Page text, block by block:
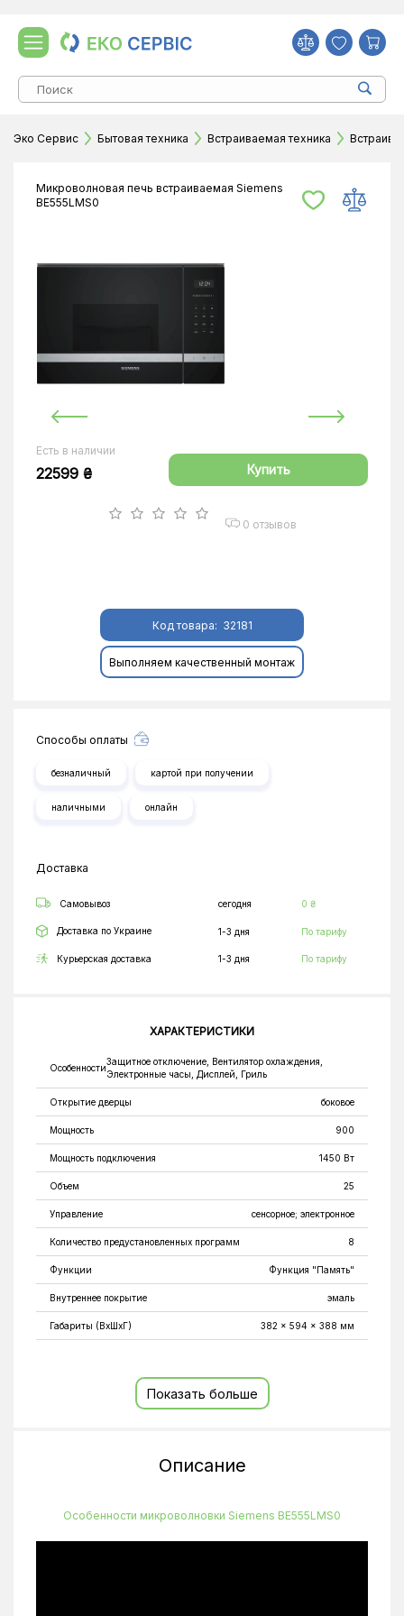
Эко Сервис Бытовая техника Встраиваемая техника
Микроволновая печь встраиваемая Siemens
BE555LMS0
Есть в наличии
22599 ₴ Купить
0 отзывов
Код товара: 32181
Выполняем качественный монтаж
Способы оплаты
безналичный картой при получении
наличными онлайн
Доставка
Самовывоз сегодня 0 ₴
Доставка по Украине 1-3 дня По тарифу
Курьерская доставка 1-3 дня По тарифу
ХАРАКТЕРИСТИКИ
Особенности
Защитное отключение, Вентилятор охлаждения,
Электронные часы, Дисплей, Гриль
Открытие дверцы боковое
Мощность 900
Мощность подключения 1450 Вт
Объем 25
Управление сенсорное; электронное
Количество предустановленных программ 8
Функции Функция "Память"
Внутреннее покрытие эмаль
Габариты (ВхШхГ) 382 x 594 x 388 мм
Показать больше
Описание
Особенности микроволновки Siemens BE555LMS0